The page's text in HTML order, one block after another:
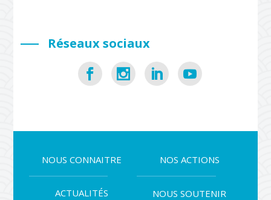
Réseaux sociaux
NOUS CONNAITRE NOS ACTIONS
ACTUALITÉS NOUS SOUTENIR